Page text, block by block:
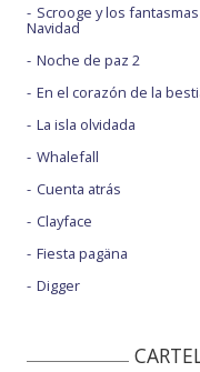
Scrooge y los
Navidad
Noche de paz 2
En el corazón de la
La isla olvidada
Whalefall
Cuenta atrás
Clayface
Fiesta pagäna
Digger